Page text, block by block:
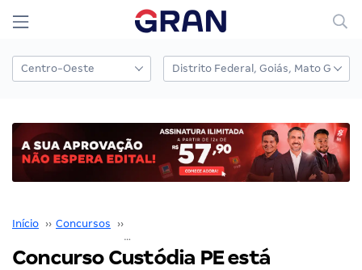
Início ›› Concursos ››
Concurso Custódia PE está